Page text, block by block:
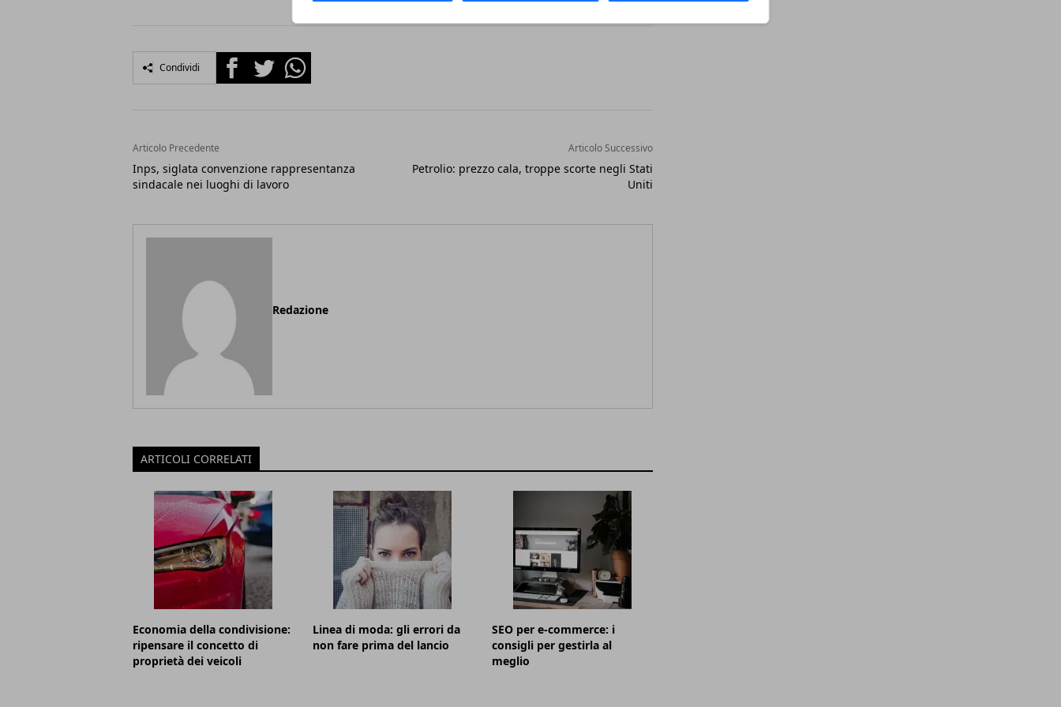
Condividi FacebookTwitterWhatsapp
Articolo Precedente
Inps, siglata convenzione rappresentanza
sindacale nei luoghi di lavoro
Articolo Successivo
Petrolio: prezzo cala, troppe scorte negli Stati
Uniti
Redazione
ARTICOLI CORRELATI
Economia della condivisione:
ripensare il concetto di
proprietà dei veicoli
Linea di moda: gli errori da
non fare prima del lancio
SEO per e-commerce: i
consigli per gestirla al
meglio